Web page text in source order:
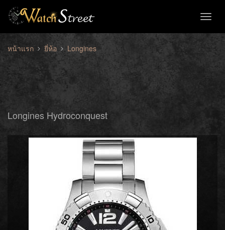
หน้าแรก ยี่ห้อ Longines
Longines Hydroconquest